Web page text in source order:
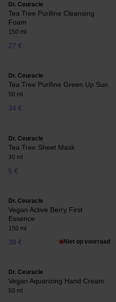
Dr. Ceuracle
Tea Tree Purifine Cleansing
Foam
150 ml
27 €
Dr. Ceuracle
Tea Tree Purifine Green Up Sun
50 ml
34 €
Dr. Ceuracle
Tea Tree Sheet Mask
30 ml
5 €
Dr. Ceuracle
Vegan Active Berry First
Essence
150 ml
38 € Niet op voorraad
Dr. Ceuracle
Vegan Aquarizing Hand Cream
50 ml